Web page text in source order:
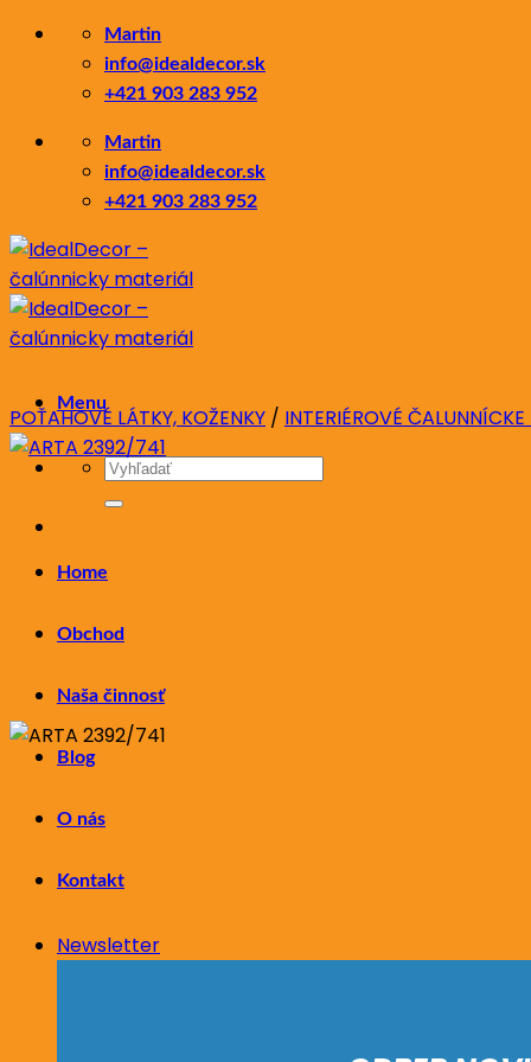
Skip
content
Martin
info@idealdecor.sk
+421 903 283 952
Martin
info@idealdecor.sk
+421 903 283 952
Menu
Hľadať:
Home
Obchod
Naša činnosť
Blog
O nás
Kontakt
Newsletter
POŤAHOVÉ LÁTKY, KOŽENKY / INTERIÉROVÉ ČALUNNÍCKE